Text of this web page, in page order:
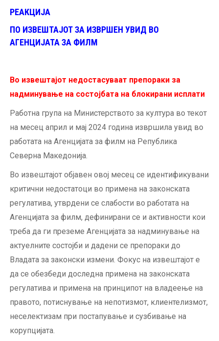
РЕАКЦИЈА
ПО ИЗВЕШТАЈОТ ЗА ИЗВРШЕН УВИД ВО
АГЕНЦИЈАТА ЗА ФИЛМ
Во извештајот недостасуваат препораки за
надминување на состојбата на блокирани исплати
Работна група на Министерството за култура во текот
на месец април и мај 2024 година извршила увид во
работата на Агенцијата за филм на Република
Северна Македонија.
Во извештајот објавен овој месец се идентификувани
критични недостатоци во примена на законската
регулатива, утврдени се слабости во работата на
Агенцијата за филм, дефинирани се и активности кои
треба да ги преземе Агенцијата за надминување на
актуелните состојби и дадени се препораки до
Владата за законски измени. Фокус на извештајот е
да се обезбеди доследна примена на законската
регулатива и примена на принципот на владеење на
правото, потиснување на непотизмот, клиентелизмот,
неселектизам при постапување и сузбивање на
корупцијата.